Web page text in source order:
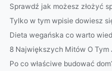
Sprawdź jak możesz złożyć
Tylko w tym wpisie dowiesz
Dieta wegańska co warto
8 Największych Mitów O Tym
Po co właściwe budować